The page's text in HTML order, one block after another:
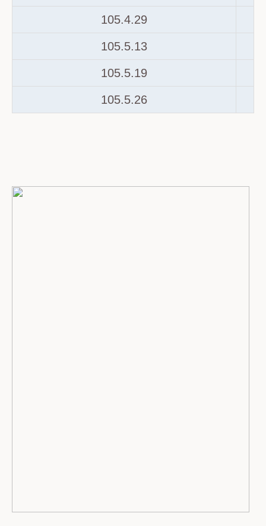
105.4.29
105.5.13
105.5.19
105.5.26